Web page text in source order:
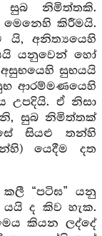
නිමිත්තකි.
මෙනෙහි කිරීමයි.
යි, අනිත්‍යයෙහි
යනුවෙන් හෝ
සුභයයි
ආරම්මණයෙහි
උපදියි. ඒ නිසා
සුබ නිමිත්තක්
සියළු තන්හි
යෙදීම දත
“පටිඝ” යනු
ද කිව හැක.
කියන ලද්දේ